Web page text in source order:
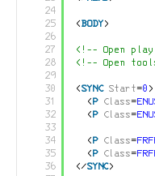
24
25
26
27
28
29
30
31
32
33
34
35
36
<BODY>
<!-- Open
<!-- Open
<SYNC Start=0 >
<P Class=
<P Class=
<P Class=
<P Class=
</SYNC>